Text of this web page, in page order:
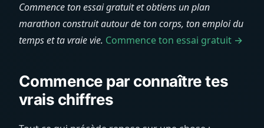
Commence ton essai gratuit et obtiens un plan
marathon construit autour de ton corps, ton emploi du
temps et ta vraie vie. Commence ton essai gratuit →
Commence par connaître tes
vrais chiffres